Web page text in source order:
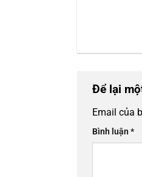
Để lại
Email của
Bình luận*